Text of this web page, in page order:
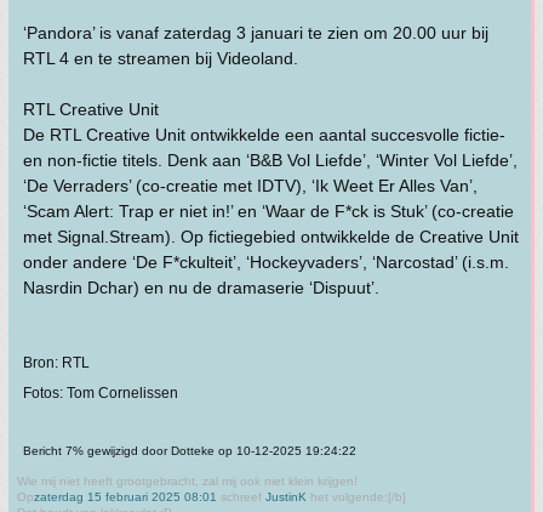
‘Pandora’ is vanaf zaterdag 3 januari te zien om 20.00 uur bij
RTL 4 en te streamen bij Videoland.
RTL Creative Unit
De RTL Creative Unit ontwikkelde een aantal succesvolle fictie-
en non-fictie titels. Denk aan ‘B&B Vol Liefde’, ‘Winter Vol Liefde’,
‘De Verraders’ (co-creatie met IDTV), ‘Ik Weet Er Alles Van’,
‘Scam Alert: Trap er niet in!’ en ‘Waar de F*ck is Stuk’ (co-creatie
met Signal.Stream). Op fictiegebied ontwikkelde de Creative Unit
onder andere ‘De F*ckulteit’, ‘Hockeyvaders’, ‘Narcostad’ (i.s.m.
Nasrdin Dchar) en nu de dramaserie ‘Dispuut’.
Bron: RTL
Fotos: Tom Cornelissen
Bericht 7% gewijzigd door Dotteke op 10-12-2025 19:24:22
Wie mij niet heeft grootgebracht, zal mij ook niet klein krijgen!
Opzaterdag 15 februari 2025 08:01 schreef JustinK het volgende:[/b]